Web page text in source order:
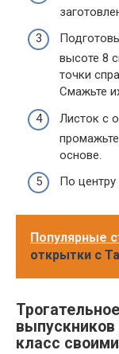
высоте 8
точки
Смажьте
Листок с
основе.
По центру
Популярные
открытки с
класс